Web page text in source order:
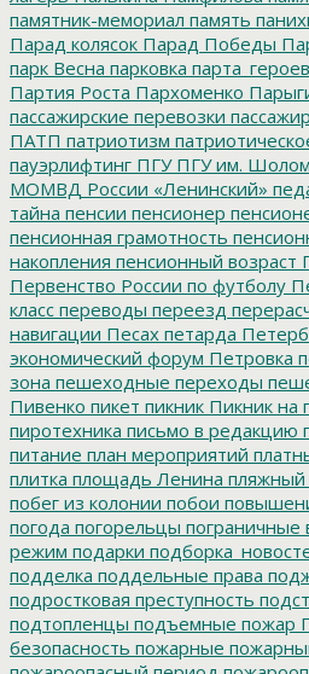
памятник-мемориал память
Парад колясок Парад Победы
парк Весна парковка парта_героев
Партия Роста Пархоменко
пассажирские перевозки
ПАТП патриотизм
пауэрлифтинг ПГУПГУ им.
МОМВД России «Ленинский»
тайна пенсии пенсионер
пенсионная грамотность
накопления пенсионный возраст
Первенство России по футболу
класс переводы переезд
навигации Песах петарда
экономический форум Петровка
зона пешеходные переходы
Пивенко пикет пикник Пикник на
пиротехника письмо в редакцию
питание план мероприятий
плитка площадь Ленина пляжный
побег из колонии побои
погода погорельцы пограничные
режим подарки
подделка поддельные права
подростковая преступность
подтопленцы подъемные пожар
безопасность пожарные